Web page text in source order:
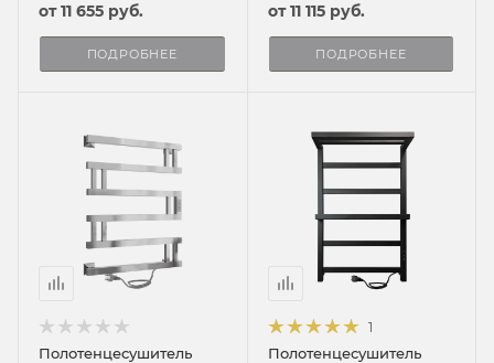
от11 655 руб.
ПОДРОБНЕЕ
от11 115 руб.
ПОДРОБНЕЕ
Полотенцесушитель
1
Полотенцесушитель